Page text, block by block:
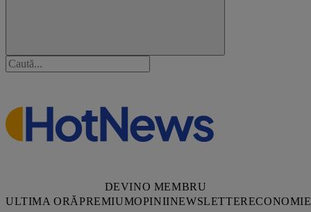
DEVINO MEMBRU
ULTIMA ORĂPREMIUMOPINIINEWSLETTERECONOMIE